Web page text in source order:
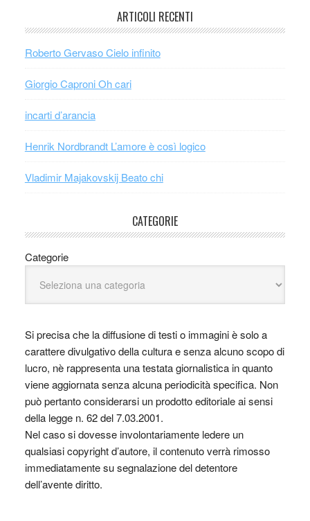
ARTICOLI RECENTI
Roberto Gervaso Cielo infinito
Giorgio Caproni Oh cari
incarti d’arancia
Henrik Nordbrandt L’amore è così logico
Vladimir Majakovskij Beato chi
CATEGORIE
Categorie
Si precisa che la diffusione di testi o immagini è solo a
carattere divulgativo della cultura e senza alcuno scopo di
lucro, nè rappresenta una testata giornalistica in quanto
viene aggiornata senza alcuna periodicità specifica. Non
può pertanto considerarsi un prodotto editoriale ai sensi
della legge n. 62 del 7.03.2001.
Nel caso si dovesse involontariamente ledere un
qualsiasi copyright d’autore, il contenuto verrà rimosso
immediatamente su segnalazione del detentore
dell’avente diritto.